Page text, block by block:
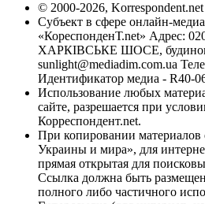
© 2000-2026, Korrespondent.net
Субъект в сфере онлайн-
«КореспонденТ.net» Адрес:
ХАРКІВСЬКЕ ШОСЕ, будинок
sunlight@mediadim.com.ua
Идентификатор медиа - R40-
Использование любых
сайте, разрешается при
Корреспондент.net.
При копировании
Украины и мира», для
прямая открытая для
Ссылка должна быть
полного либо частичного